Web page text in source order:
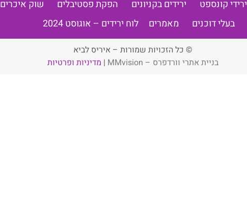
ירידי קונספט ירידים בקניונים הפקת פסטיבלים
שוק איכרים
בעלי דוכנים
מאמרים לוח ירידים – אוגוסט 2024
© כל הזכויות שמורות – איריס לביא
בניית אתרי וורדפרס – MMvision
| מדיניות ופרטיות